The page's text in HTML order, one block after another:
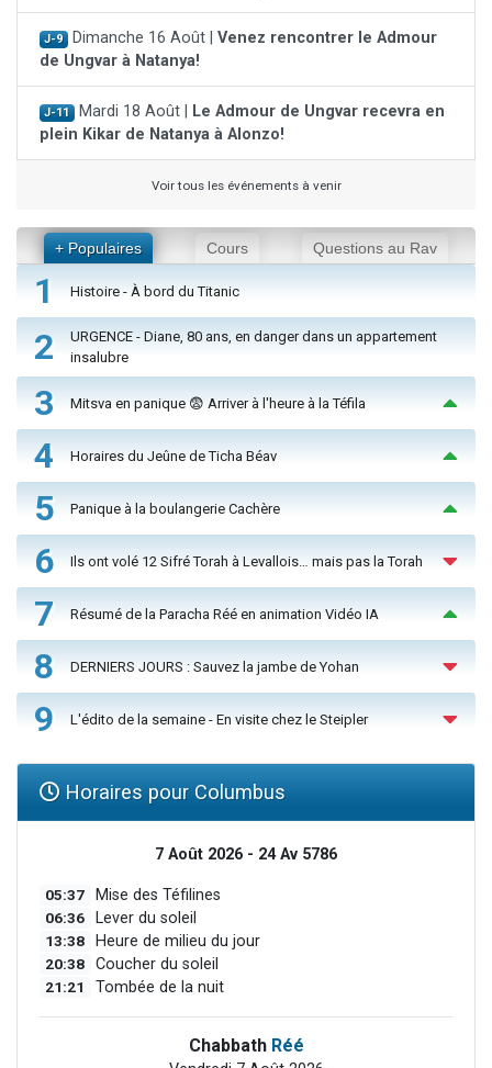
J-9 Dimanche 16 Août | Venez rencontrer le Admour
de Ungvar à Natanya!
J-11 Mardi 18 Août |
Le Admour de Ungvar recevra en
plein Kikar de Natanya à Alonzo!
Voir tous les événements à venir
+ Populaires Cours Questions au Rav
1 Histoire - À bord du Titanic
2
URGENCE - Diane, 80 ans, en danger dans un appartement
insalubre
3 Mitsva en panique 😨 Arriver à l'heure à la Téfila
4 Horaires du Jeûne de Ticha Béav
5 Panique à la boulangerie Cachère
6 Ils ont volé 12 Sifré Torah à Levallois… mais pas la Torah
7 Résumé de la Paracha Réé en animation Vidéo IA
8 DERNIERS JOURS : Sauvez la jambe de Yohan
9 L'édito de la semaine - En visite chez le Steipler
Horaires pour Columbus
7 Août 2026 - 24 Av 5786
05:37 Mise des Téfilines
06:36 Lever du soleil
13:38 Heure de milieu du jour
20:38 Coucher du soleil
21:21 Tombée de la nuit
Chabbath Réé